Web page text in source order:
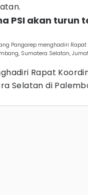
PSI akan turun
Pangarep menghadiri Rapat
Sumatera Selatan,
Rapat
Selatan di